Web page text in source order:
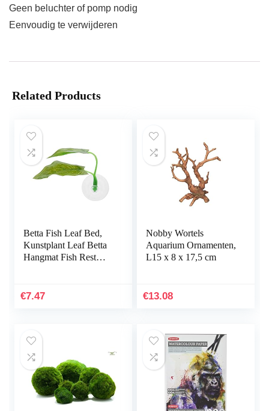
Geen beluchter of pomp nodig
Eenvoudig te verwijderen
Related Products
Betta Fish Leaf Bed,
Kunstplant Leaf Betta
Hangmat Fish Rest
€7.47
Nobby Wortels
Aquarium Ornamenten,
L15 x 8 x 17,5 cm
€13.08